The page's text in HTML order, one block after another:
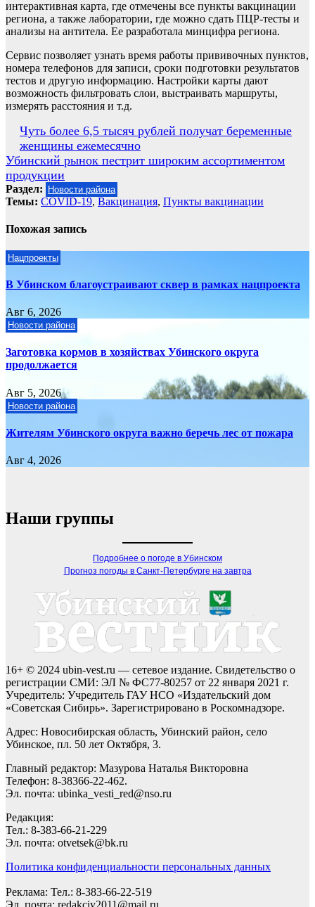
интерактивная карта, где отмечены все пункты вакцинации
региона, а также лаборатории, где можно сдать ПЦР-тесты и
анализы на антитела. Ее разработала минцифра региона.
Сервис позволяет узнать время работы прививочных пунктов,
номера телефонов для записи, сроки подготовки результатов
тестов и другую информацию. Настройки карты дают
возможность фильтровать слои, выстраивать маршруты,
измерять расстояния и т.д.
Навигация
по
записям
Чуть более 6,5 тысяч рублей получат беременные
женщины ежемесячно
Убинский рынок пестрит широким ассортиментом
продукции
Раздел: Новости района
Темы: COVID-19, Вакцинация, Пункты вакцинации
Похожая запись
Нацпроекты
В Убинском благоустраивают сквер в рамках нацпроекта
Авг 6, 2026
Новости района
Заготовка кормов в хозяйствах Убинского округа
продолжается
Авг 5, 2026
Новости района
Жителям Убинского округа важно беречь лес от пожара
Авг 4, 2026
Наши группы
Подробнее о погоде в Убинском
Прогноз погоды в Санкт-Петербурге на завтра
16+ © 2024 ubin-vest.ru — сетевое издание. Свидетельство о
регистрации СМИ: ЭЛ № ФС77-80257 от 22 января 2021 г.
Учредитель: Учредитель ГАУ НСО «Издательский дом
«Советская Сибирь». Зарегистрировано в Роскомнадзоре.
Адрес: Новосибирская область, Убинский район, село
Убинское, пл. 50 лет Октября, 3.
Главный редактор: Мазурова Наталья Викторовна
Телефон: 8-38366-22-462.
Эл. почта: ubinka_vesti_red@nso.ru
Редакция:
Тел.: 8-383-66-21-229
Эл. почта: otvetsek@bk.ru
Политика конфиденциальности персональных данных
Реклама: Тел.: 8-383-66-22-519
Эл. почта: redakciy2011@mail.ru